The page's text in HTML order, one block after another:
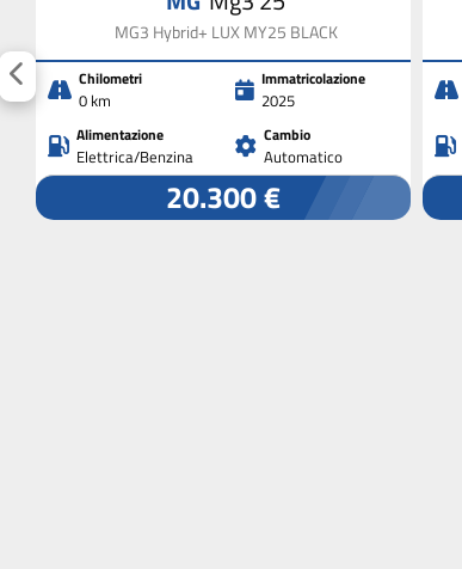
MG3 Hybrid+ LUX MY25 BLACK
Chilometri
0 km
Immatricolazione
2025
Alimentazione
Elettrica/Benzina
Cambio
Automatico
20.300 €